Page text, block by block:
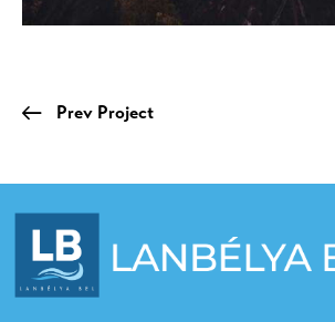
Prev Project